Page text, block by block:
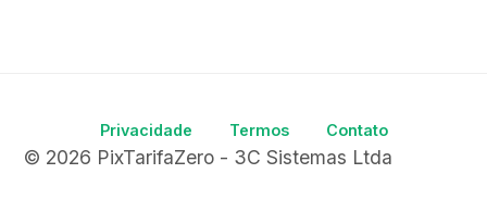
Privacidade Termos Contato
© 2026 PixTarifaZero - 3C Sistemas Ltda